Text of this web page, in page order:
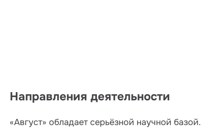
Направления деятельности
«Август» обладает серьёзной научной базой.